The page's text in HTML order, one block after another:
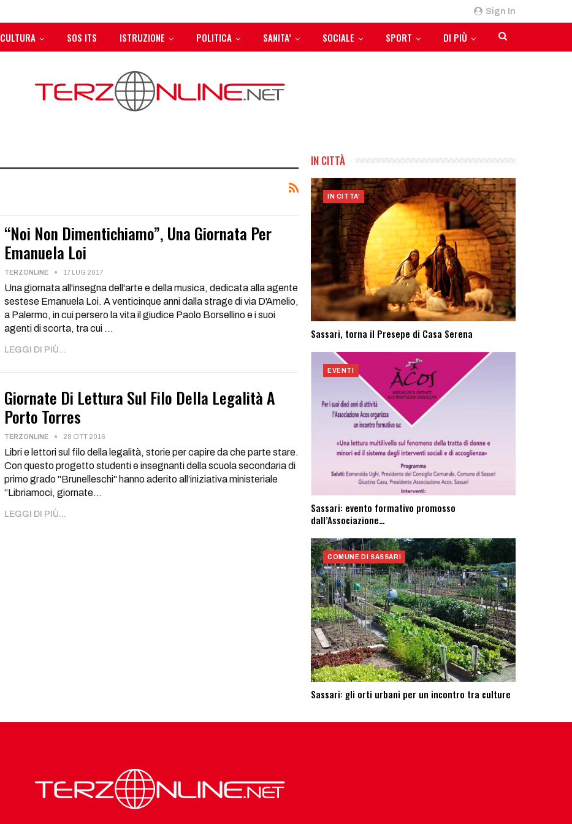
Sign In
CULTURA SOS ITS ISTRUZIONE POLITICA SANITA’ SOCIALE SPORT DI PIÙ
“Noi Non Dimentichiamo”, Una Giornata Per
Emanuela Loi
TERZONLINE 17 LUG 2017
Una giornata all'insegna dell'arte e della musica, dedicata alla agente
sestese Emanuela Loi. A venticinque anni dalla strage di via D'Amelio,
a Palermo, in cui persero la vita il giudice Paolo Borsellino e i suoi
agenti di scorta, tra cui …
LEGGI DI PIÙ...
Giornate Di Lettura Sul Filo Della Legalità A
Porto Torres
TERZONLINE 28 OTT 2016
Libri e lettori sul filo della legalità, storie per capire da che parte stare.
Con questo progetto studenti e insegnanti della scuola secondaria di
primo grado "Brunelleschi" hanno aderito all’iniziativa ministeriale
“Libriamoci, giornate…
LEGGI DI PIÙ...
IN CITTÀ
IN CITTA'
Sassari, torna il Presepe di Casa Serena
EVENTI
Sassari: evento formativo promosso
dall’Associazione…
COMUNE DI SASSARI
Sassari: ​gli orti urbani per un incontro tra culture